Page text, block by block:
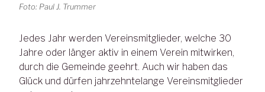
Foto: Paul J. Trummer
Jedes Jahr werden Vereinsmitglieder, welche 30
Jahre oder länger aktiv in einem Verein mitwirken,
durch die Gemeinde geehrt. Auch wir haben das
Glück und dürfen jahrzehntelange Vereinsmitglieder